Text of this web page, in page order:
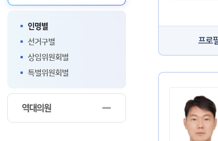
인명별
선거구별
상임위원회별
특별위원회별
역대의원
프로